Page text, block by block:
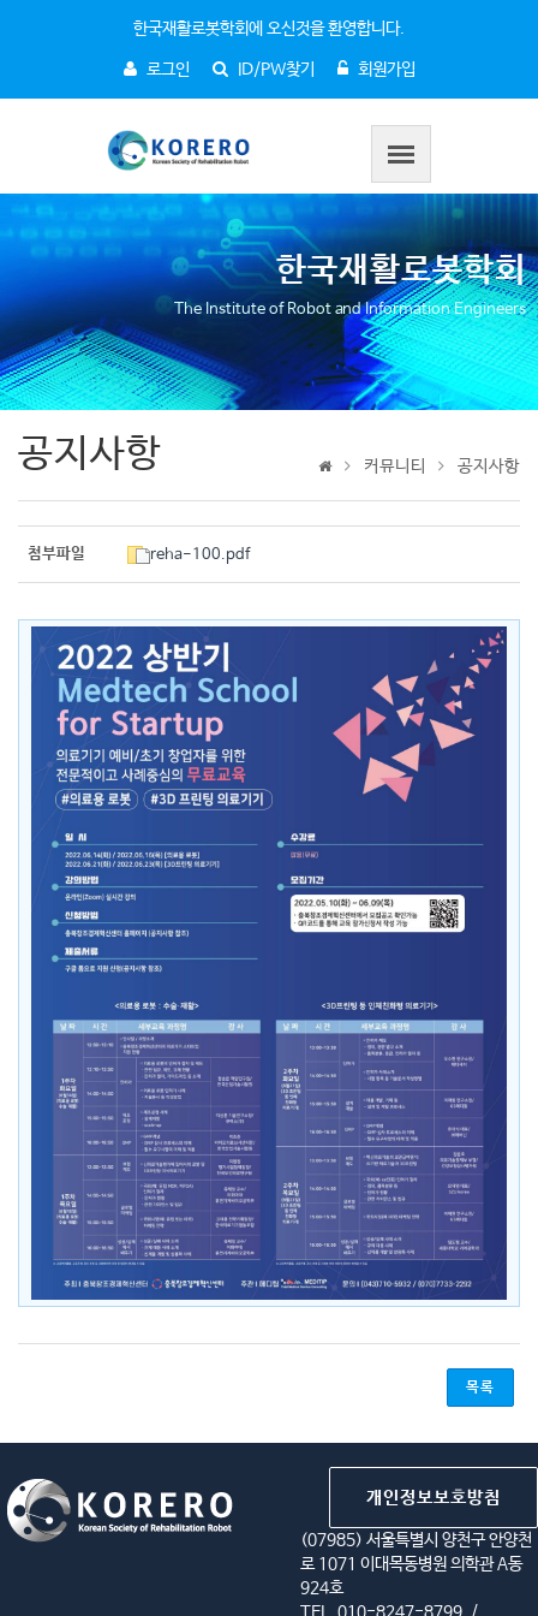
한국재활로봇학회에 오신것을 환영합니다.
로그인 ID/PW찾기 회원가입
한국재활로봇학회
The Institute of Robot and Information Engineers
공지사항 커뮤니티 공지사항
첨부파일 reha-100.pdf
목록
개인정보보호방침
(07985) 서울특별시 양천구 안양천
로 1071 이대목동병원 의학관 A동
924호